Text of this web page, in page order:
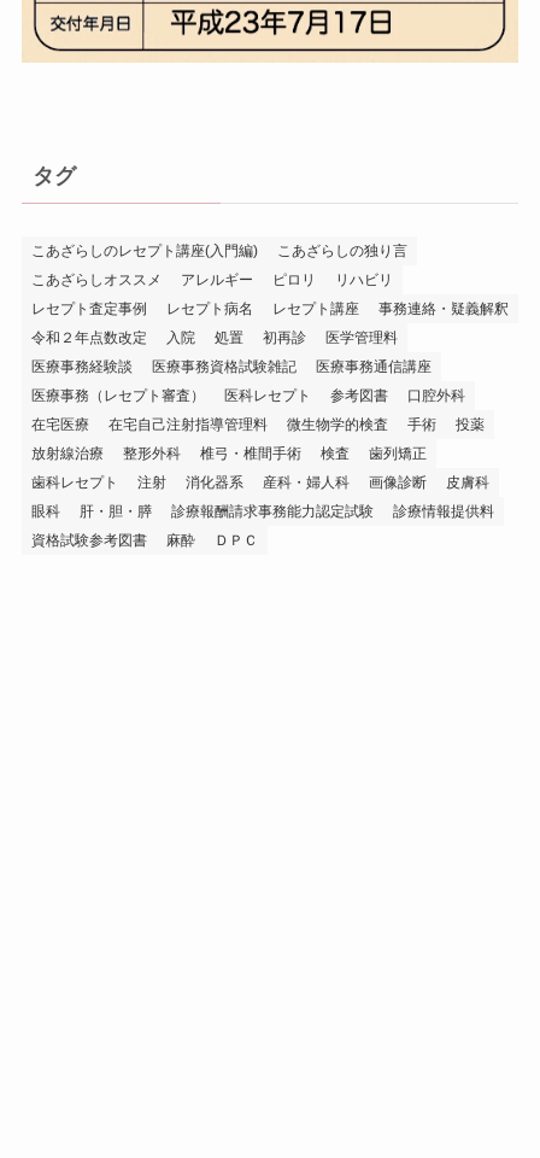
タグ
こあざらしのレセプト講座(入門編)
こあざらしの独り言
こあざらしオススメ
アレルギー ピロリ
リハビリ
レセプト査定事例
レセプト病名 レセプト講座
事務連絡・疑義解釈
令和２年点数改定
入院 処置 初再診
医学管理料
医療事務経験談
医療事務資格試験雑記
医療事務通信講座
医療事務（レセプト審査）
医科レセプト 参考図書
口腔外科
在宅医療
在宅自己注射指導管理料 微生物学的検査 手術
投薬
放射線治療
整形外科 椎弓・椎間手術 検査
歯列矯正
歯科レセプト
注射 消化器系 産科・婦人科 画像診断
皮膚科
眼科
肝・胆・膵 診療報酬請求事務能力認定試験
診療情報提供料
資格試験参考図書
麻酔 ＤＰＣ